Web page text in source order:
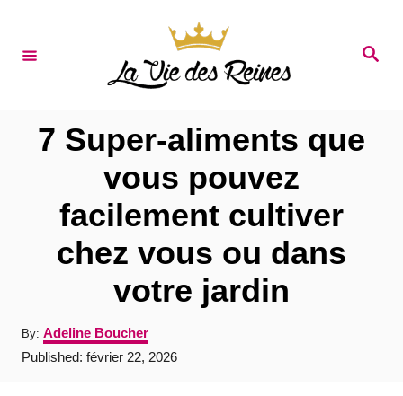
S
7 Super-aliments que
vous pouvez
facilement cultiver
chez vous ou dans
votre jardin
By: A
u
t
Adeline Boucher
P
Published: février 22, 2026